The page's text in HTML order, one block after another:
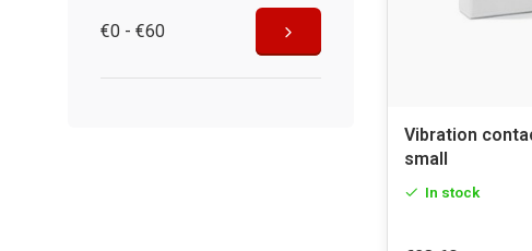
€0 - €60
Vibration
small
In stock